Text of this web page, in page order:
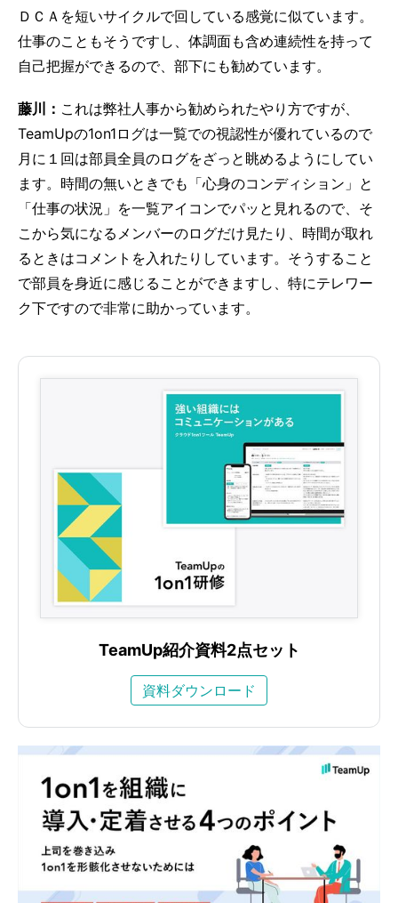
ＤＣＡを短いサイクルで回している感覚に似ています。
仕事のこともそうですし、体調面も含め連続性を持って
自己把握ができるので、部下にも勧めています。
藤川： これは弊社人事から勧められたやり方ですが、
TeamUpの1on1ログは一覧での視認性が優れているので
月に１回は部員全員のログをざっと眺めるようにしてい
ます。時間の無いときでも「心身のコンディション」と
「仕事の状況」を一覧アイコンでパッと見れるので、そ
こから気になるメンバーのログだけ見たり、時間が取れ
るときはコメントを入れたりしています。そうすること
で部員を身近に感じることができますし、特にテレワー
ク下ですので非常に助かっています。
TeamUp紹介資料2点セット
資料ダウンロード